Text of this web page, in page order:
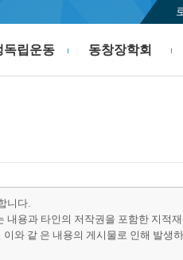
독립운동 동창장학회
니다.
내용과 타인의 저작권을 포함한 지적
와 같 은 내용의 게시물로 인해 발생